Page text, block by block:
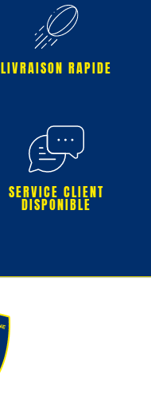
LIVRAISON RAPIDE
SERVICE CLIENT
DISPONIBLE